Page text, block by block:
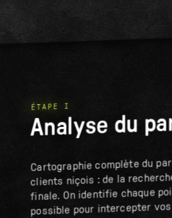
ÉTAPE I
Analyse du
Cartographie complète du
clients niçois : de la
finale. On identifie chaque
possible pour intercepter